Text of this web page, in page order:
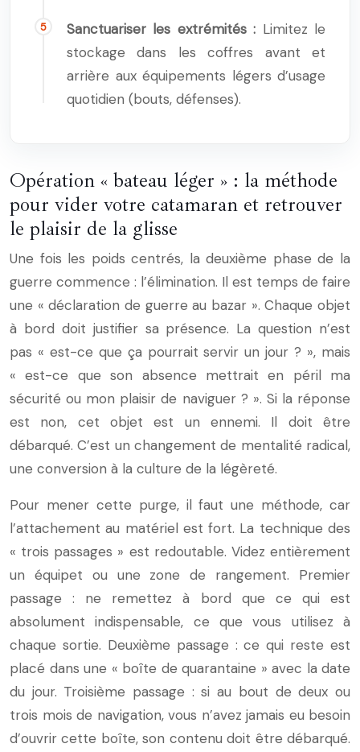
Sanctuariser les extrémités : Limitez le
stockage dans les coffres avant et
arrière aux équipements légers d’usage
quotidien (bouts, défenses).
Opération « bateau léger » : la méthode
pour vider votre catamaran et retrouver
le plaisir de la glisse
Une fois les poids centrés, la deuxième phase de la
guerre commence : l’élimination. Il est temps de faire
une « déclaration de guerre au bazar ». Chaque objet
à bord doit justifier sa présence. La question n’est
pas « est-ce que ça pourrait servir un jour ? », mais
« est-ce que son absence mettrait en péril ma
sécurité ou mon plaisir de naviguer ? ». Si la réponse
est non, cet objet est un ennemi. Il doit être
débarqué. C’est un changement de mentalité radical,
une conversion à la culture de la légèreté.
Pour mener cette purge, il faut une méthode, car
l’attachement au matériel est fort. La technique des
« trois passages » est redoutable. Videz entièrement
un équipet ou une zone de rangement. Premier
passage : ne remettez à bord que ce qui est
absolument indispensable, ce que vous utilisez à
chaque sortie. Deuxième passage : ce qui reste est
placé dans une « boîte de quarantaine » avec la date
du jour. Troisième passage : si au bout de deux ou
trois mois de navigation, vous n’avez jamais eu besoin
d’ouvrir cette boîte, son contenu doit être débarqué.